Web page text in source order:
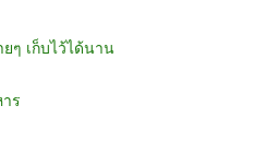
ๆ เก็บไว้ได้นาน
ร